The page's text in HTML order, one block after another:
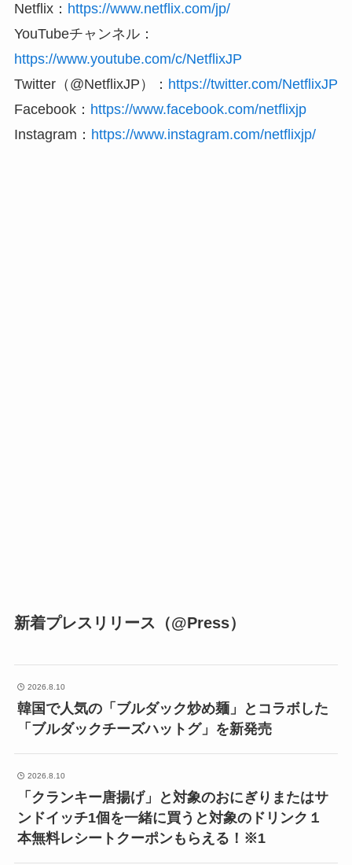
Netflix： https://www.netflix.com/jp/
YouTubeチャンネル：
https://www.youtube.com/c/NetflixJP
Twitter（@NetflixJP）： https://twitter.com/NetflixJP
Facebook： https://www.facebook.com/netflixjp
Instagram： https://www.instagram.com/netflixjp/
新着プレスリリース（@Press）
2026.8.10
韓国で人気の「ブルダック炒め麺」とコラボした
「ブルダックチーズハットグ」を新発売
2026.8.10
「クランキー唐揚げ」と対象のおにぎりまたはサ
ンドイッチ1個を一緒に買うと対象のドリンク１
本無料レシートクーポンもらえる！※1